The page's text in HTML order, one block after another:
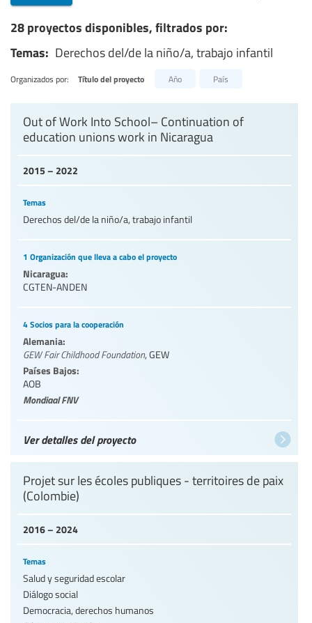
28 proyectos disponibles, filtrados por:
Temas: Derechos del/de la niño/a, trabajo infantil
Organizados por: Título del proyecto Año País
2015 – 2022
Out of Work Into School– Continuation of
education unions work in Nicaragua
Temas
Derechos del/de la niño/a, trabajo infantil
1 Organización que lleva a cabo el proyecto
Nicaragua:
CGTEN-ANDEN
4 Socios para la cooperación
Alemania:
GEW Fair Childhood Foundation, GEW
Países Bajos:
AOB
Mondiaal FNV
Ver detalles del proyecto
2016 – 2024
Projet sur les écoles publiques - territoires de paix
(Colombie)
Temas
Salud y seguridad escolar
Diálogo social
Democracia, derechos humanos